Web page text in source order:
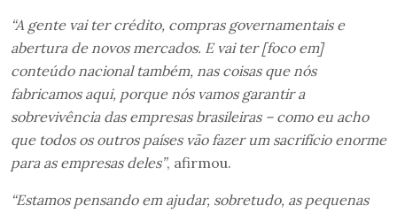
“A gente vai ter crédito, compras governamentais e
abertura de novos mercados. E vai ter [foco em]
conteúdo nacional também, nas coisas que nós
fabricamos aqui, porque nós vamos garantir a
sobrevivência das empresas brasileiras – como eu acho
que todos os outros países vão fazer um sacrifício enorme
para as empresas deles”, afirmou.
“Estamos pensando em ajudar, sobretudo, as pequenas